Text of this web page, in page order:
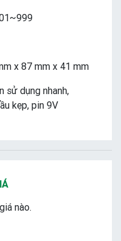
x 87 mm x 41 mm
sử dụng nhanh,
kẹp, pin 9V
nào.